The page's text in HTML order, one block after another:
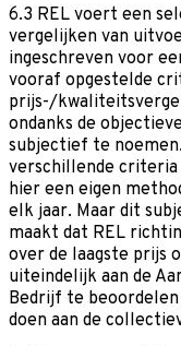
6.3 REL voert een
vergelijken van
ingeschreven voor
vooraf opgestelde
prijs-/
ondanks de
subjectief te
verschillende
hier een eigen
elk jaar. Maar dit
maakt dat REL
over de laagste prijs
uiteindelijk aan de
Bedrijf te
doen aan de